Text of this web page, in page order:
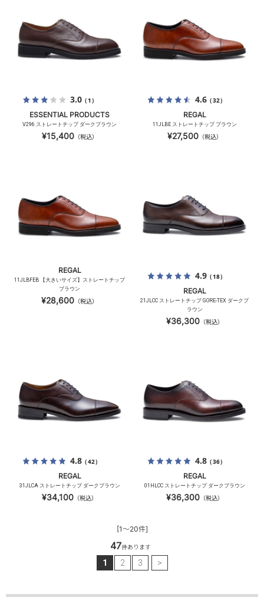
3.0（1）
ESSENTIAL PRODUCTS
V296 ストレートチップ ダークブラウン
¥15,400（税込）
4.6（32）
REGAL
11JLBE ストレートチップ ブラウン
¥27,500（税込）
REGAL
11JLBFEB 【大きいサイズ】ストレートチップ
ブラウン
¥28,600 （税込）
4.9（18）
REGAL
21JLCC ストレートチップ GORE-TEX ダークブ
ラウン
¥36,300（税込）
4.8（42）
REGAL
31JLCA ストレートチップ ダークブラウン
¥34,100 （税込）
4.8（36）
REGAL
01HLCC ストレートチップ ダークブラウン
¥36,300（税込）
[1～20件]
47件あります
1 2 3 >